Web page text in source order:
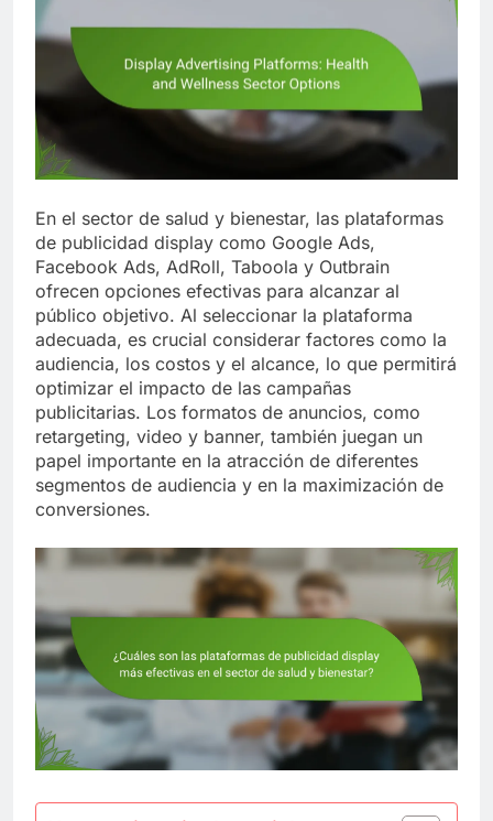
En el sector de salud y bienestar, las plataformas
de publicidad display como Google Ads,
Facebook Ads, AdRoll, Taboola y Outbrain
ofrecen opciones efectivas para alcanzar al
público objetivo. Al seleccionar la plataforma
adecuada, es crucial considerar factores como la
audiencia, los costos y el alcance, lo que permitirá
optimizar el impacto de las campañas
publicitarias. Los formatos de anuncios, como
retargeting, video y banner, también juegan un
papel importante en la atracción de diferentes
segmentos de audiencia y en la maximización de
conversiones.